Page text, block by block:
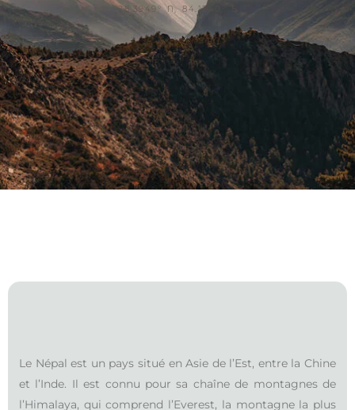
28.3949° N, 84.1240° E
Le Népal est un pays situé en Asie de l’Est, entre la Chine
et l’Inde. Il est connu pour sa chaîne de montagnes de
l’Himalaya, qui comprend l’Everest, la montagne la plus